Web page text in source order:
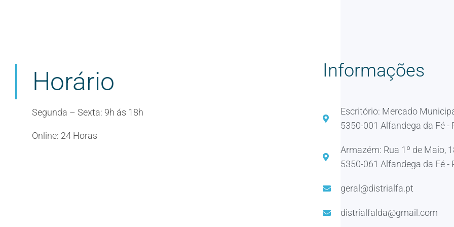
Horário
Segunda – Sexta: 9h ás 18h
Online: 24 Horas
Informações
Escritório: Mercado
5350-001 Alfandega da Fé -
Armazém: Rua 1º de Maio,
5350-061 Alfandega da Fé -
geral@distrialfa.pt
distrialfalda@gmail.com